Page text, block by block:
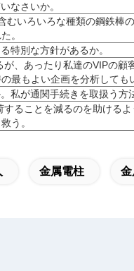
なさいか。
むいろいろな種類の鋼鉄棒
。
特別な方針があるか。
、あったり私達のVIPの
最もよい企画を分析しても
私が通関手続きを取扱う方
ることを減るのを助ける
う。
金属電柱 金